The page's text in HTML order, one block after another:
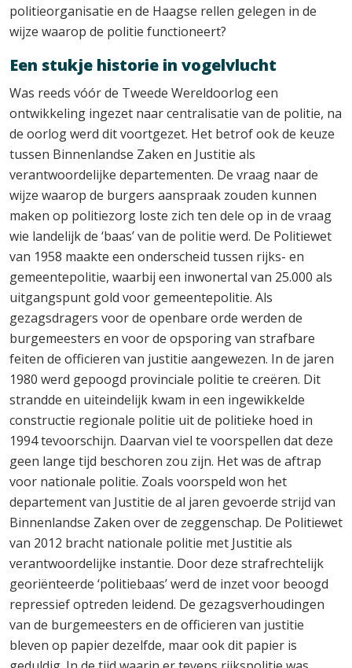
politieorganisatie en de Haagse rellen gelegen in de
wijze waarop de politie functioneert?
Een stukje historie in vogelvlucht
Was reeds vóór de Tweede Wereldoorlog een
ontwikkeling ingezet naar centralisatie van de politie, na
de oorlog werd dit voortgezet. Het betrof ook de keuze
tussen Binnenlandse Zaken en Justitie als
verantwoordelijke departementen. De vraag naar de
wijze waarop de burgers aanspraak zouden kunnen
maken op politiezorg loste zich ten dele op in de vraag
wie landelijk de ‘baas’ van de politie werd. De Politiewet
van 1958 maakte een onderscheid tussen rijks- en
gemeentepolitie, waarbij een inwonertal van 25.000 als
uitgangspunt gold voor gemeentepolitie. Als
gezagsdragers voor de openbare orde werden de
burgemeesters en voor de opsporing van strafbare
feiten de officieren van justitie aangewezen. In de jaren
1980 werd gepoogd provinciale politie te creëren. Dit
strandde en uiteindelijk kwam in een ingewikkelde
constructie regionale politie uit de politieke hoed in
1994 tevoorschijn. Daarvan viel te voorspellen dat deze
geen lange tijd beschoren zou zijn. Het was de aftrap
voor nationale politie. Zoals voorspeld won het
departement van Justitie de al jaren gevoerde strijd van
Binnenlandse Zaken over de zeggenschap. De Politiewet
van 2012 bracht nationale politie met Justitie als
verantwoordelijke instantie. Door deze strafrechtelijk
georiënteerde ‘politiebaas’ werd de inzet voor beoogd
repressief optreden leidend. De gezagsverhoudingen
van de burgemeesters en de officieren van justitie
bleven op papier dezelfde, maar ook dit papier is